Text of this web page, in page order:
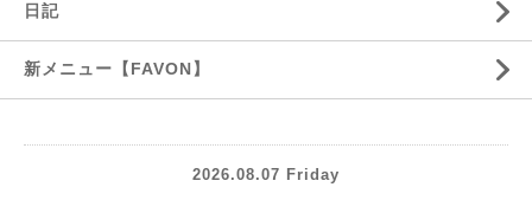
日記
新メニュー【FAVON】
2026.08.07 Friday